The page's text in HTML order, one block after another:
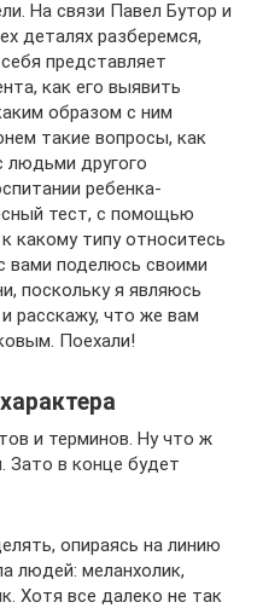
На связи Павел Бутор и
деталях разберемся,
представляет
как его выявить
образом с ним
такие вопросы, как
людьми другого
ребенка-
тест, с помощью
какому типу относитесь
вами поделюсь своими
поскольку я являюсь
расскажу, что же вам
Поехали!
и терминов. Ну что ж
Зато в конце будет
опираясь на линию
людей: меланхолик,
Хотя все далеко не так